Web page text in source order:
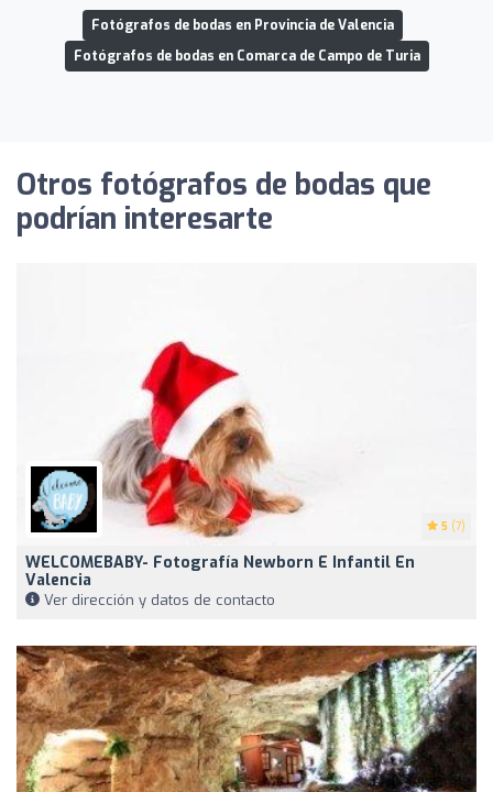
Fotógrafos de bodas en Provincia de Valencia
Fotógrafos de bodas en Comarca de Campo de Turia
Otros fotógrafos de bodas que
podrían interesarte
5 (7)
WELCOMEBABY- Fotografía Newborn E Infantil En
Valencia
Ver dirección y datos de contacto